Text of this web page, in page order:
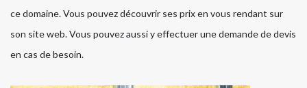
ce domaine. Vous pouvez découvrir ses prix en vous rendant sur
son site web. Vous pouvez aussi y effectuer une demande de devis
en cas de besoin.